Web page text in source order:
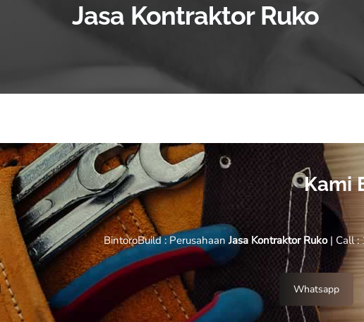
Jasa Kontraktor Ruko
Kami
BintoroBuild : PerusahaanJasa Kontraktor Ruko | Call
Whatsapp